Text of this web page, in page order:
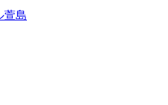
萱島